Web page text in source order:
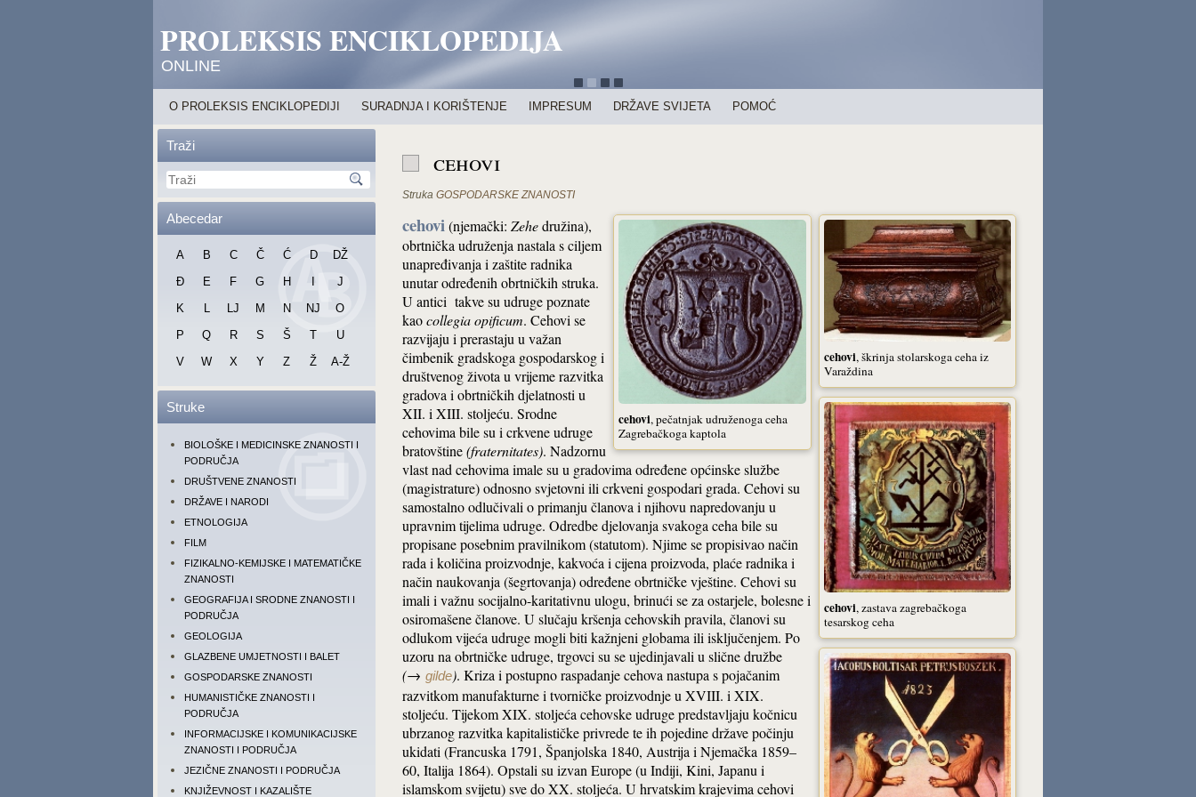
PROLEKSIS ENCIKLOPEDIJA
ONLINE
O PROLEKSIS ENCIKLOPEDIJI SURADNJA I KORIŠTENJE IMPRESUM DRŽAVE SVIJETA POMOĆ
Traži
Abecedar
A B C Č Ć D
DŽ
Đ
E F G H
J
K
L LJ M N NJ
O
P
Q R S Š T
U
V
W X Y Z Ž A-Ž
Struke
BIOLOŠKE I MEDICINSKE ZNANOSTI I
PODRUČJA
DRUŠTVENE ZNANOSTI
DRŽAVE I NARODI
ETNOLOGIJA
FILM
FIZIKALNO-KEMIJSKE I MATEMATIČKE
ZNANOSTI
GEOGRAFIJA I SRODNE ZNANOSTI I
PODRUČJA
GEOLOGIJA
GLAZBENE UMJETNOSTI I BALET
GOSPODARSKE ZNANOSTI
HUMANISTIČKE ZNANOSTI I
PODRUČJA
INFORMACIJSKE I KOMUNIKACIJSKE
ZNANOSTI I PODRUČJA
JEZIČNE ZNANOSTI I PODRUČJA
KNJIŽEVNOST I KAZALIŠTE
cehovi
Struka GOSPODARSKE ZNANOSTI
cehovi, škrinja stolarskoga ceha iz
Varaždina
cehovi, zastava zagrebačkoga
tesarskog ceha
cehovi, pečatnjak udruženoga ceha
Zagrebačkoga kaptola
cehovi(njemački: Zehedružina),
obrtnička udruženja nastala s ciljem
unapređivanja i zaštite radnika
unutar određenih obrtničkih struka.
U antici takve su udruge poznate
kaocollegia opificum. Cehovi se
razvijaju i prerastaju u važan
čimbenik gradskoga gospodarskog i
društvenog života u vrijeme razvitka
gradova i obrtničkih djelatnosti u
XII. i XIII. stoljeću. Srodne
cehovima bile su i crkvene udruge
bratovštine(fraternitates). Nadzornu
vlast nad cehovima imale su u gradovima određene općinske službe
(magistrature) odnosno svjetovni ili crkveni gospodari grada. Cehovi su
samostalno odlučivali o primanju članova i njihovu napredovanju u
upravnim tijelima udruge. Odredbe djelovanja svakoga ceha bile su
propisane posebnim pravilnikom (statutom). Njime se propisivao način
rada i količina proizvodnje, kakvoća i cijena proizvoda, plaće radnika i
način naukovanja (šegrtovanja) određene obrtničke vještine. Cehovi su
imali i važnu socijalno-karitativnu ulogu, brinući se za ostarjele, bolesne i
osiromašene članove. U slučaju kršenja cehovskih pravila, članovi su
odlukom vijeća udruge mogli biti kažnjeni globama ili isključenjem. Po
uzoru na obrtničke udruge, trgovci su se ujedinjavali u slične družbe
(→ gilde). Kriza i postupno raspadanje cehova nastupa s pojačanim
razvitkom manufakturne i tvorničke proizvodnje u XVIII. i XIX.
stoljeću. Tijekom XIX. stoljeća cehovske udruge predstavljaju kočnicu
ubrzanog razvitka kapitalističke privrede te ih pojedine države počinju
ukidati (Francuska 1791, Španjolska 1840, Austrija i Njemačka 1859–
60, Italija 1864). Opstali su izvan Europe (u Indiji, Kini, Japanu i
islamskom svijetu) sve do XX. stoljeća. U hrvatskim krajevima cehovi